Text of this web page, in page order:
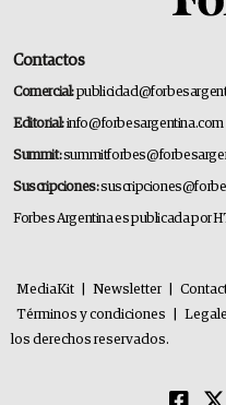
Contactos
Comercial:
Editorial:info@forbesargentina.com
Summit:
Suscripciones:
Forbes Argentina es publicada por
MediaKit Newsletter
Términos y condiciones
los derechos reservados.